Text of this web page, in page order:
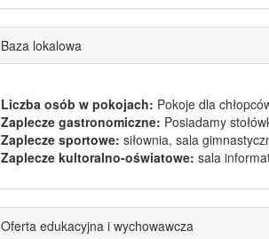
Baza lokalowa
Liczba osób w pokojach: Pokoje dla
Zaplecze gastronomiczne: Posiadamy
Zaplecze sportowe: siłownia, sala
Zaplecze kultoralno-oświatowe: sala
Oferta edukacyjna i wychowawcza